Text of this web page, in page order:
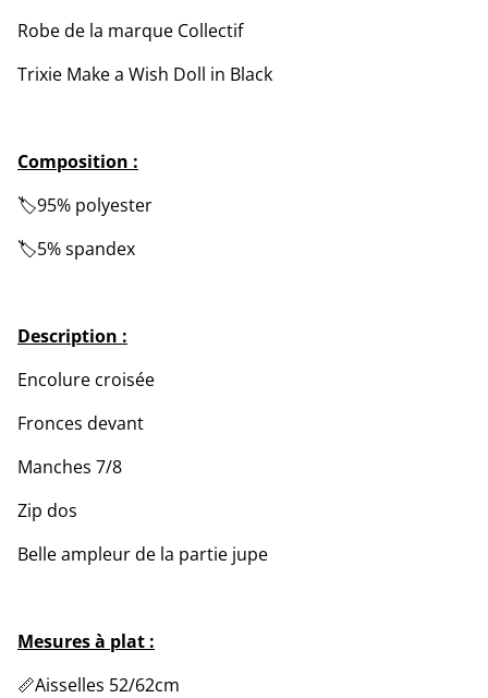
Robe de la marque Collectif
Trixie Make a Wish Doll in Black
Composition :
🏷️95% polyester
🏷️5% spandex
Description :
Encolure croisée
Fronces devant
Manches 7/8
Zip dos
Belle ampleur de la partie jupe
Mesures à plat :
📏Aisselles 52/62cm